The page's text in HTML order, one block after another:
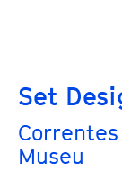
Set
Museu